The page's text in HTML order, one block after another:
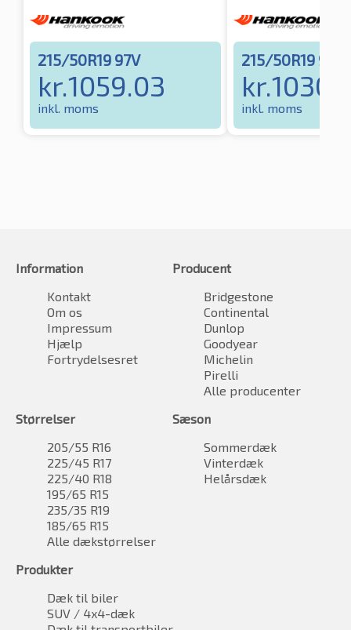
215/50R19 97V
kr.1059.03
inkl. moms
215/50R19 97H
kr.
inkl. moms
Information
Kontakt
Om os
Impressum
Hjælp
Fortrydelsesret
Producent
Bridgestone
Continental
Dunlop
Goodyear
Michelin
Pirelli
Alle producenter
Størrelser
205/55 R16
225/45 R17
225/40 R18
195/65 R15
235/35 R19
185/65 R15
Alle dækstørrelser
Sæson
Sommerdæk
Vinterdæk
Helårsdæk
Produkter
Dæk til biler
SUV / 4x4-dæk